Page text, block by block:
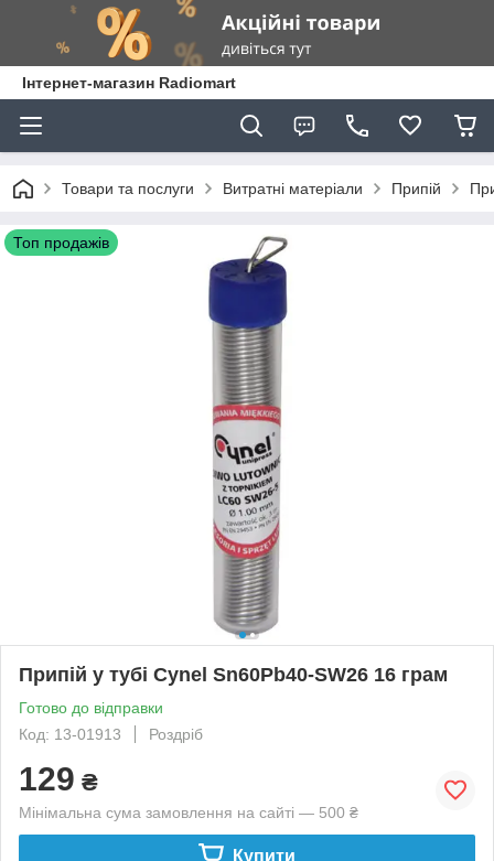
Інтернет-магазин Radiomart
Товари та послуги Витратні матеріали Припій
Топ продажів
Припій у тубі Cynel Sn60Pb40-SW26 16 грам
Готово до відправки
Код: 13-01913
Роздріб
129 ₴
Мінімальна сума замовлення на сайті — 500 ₴
Купити